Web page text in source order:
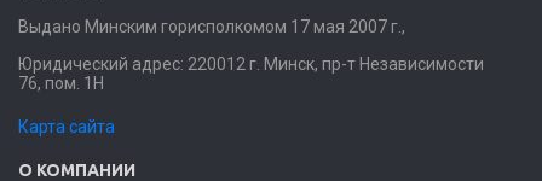
Выдано Минским горисполкомом 17 мая 2007 г.,
Юридический адрес: 220012 г. Минск, пр-т Независимости
76, пом. 1Н
Карта сайта
О КОМПАНИИ